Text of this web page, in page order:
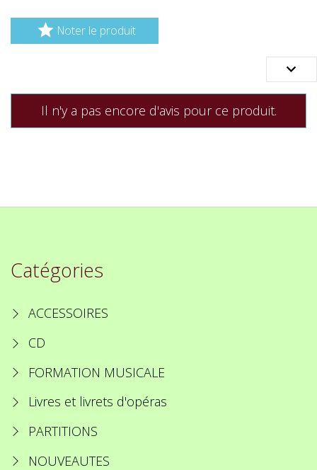
 Noter le produit

Il n'y a pas encore d'avis pour ce produit.
Catégories
ACCESSOIRES
CD
FORMATION MUSICALE
Livres et livrets d'opéras
PARTITIONS
NOUVEAUTES